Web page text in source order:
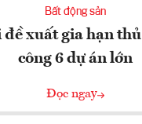
Bất động sản
xuất gia hạn
công 6 dự án lớn
Đọc ngay